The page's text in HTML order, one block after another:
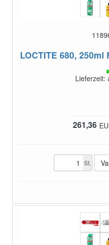
LOCTITE 680, 250ml
Lieferzeit:
261,36
St.